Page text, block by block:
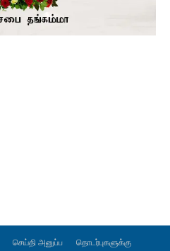
செய்தி அனுப்ப தொடர்புகளுக்கு